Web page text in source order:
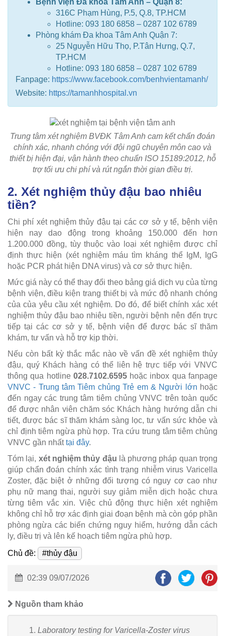
316C Phạm Hùng, P.5, Q.8, TP.HCM
Hotline: 093 180 6858 – 0287 102 6789
Phòng khám Đa khoa Tâm Anh Quận 7:
25 Nguyễn Hữu Thọ, P.Tân Hưng, Q.7,
TP.HCM
Hotline: 093 180 6858 – 0287 102 6789
Fanpage: https://www.facebook.com/benhvientamanh/
Website: https://tamanhhospital.vn
Trung tâm xét nghiệm BVĐK Tâm Anh cam kết chẩn đoán
chính xác, nhanh chóng với đội ngũ chuyên môn cao và
thiết bị hiện đại, vận hành theo chuẩn ISO 15189:2012, hỗ
trợ tối ưu chi phí và rút ngắn thời gian điều trị.
2. Xét nghiệm thủy đậu bao nhiêu
tiền?
Chi phí xét nghiệm thủy đậu tại các cơ sở y tế, bệnh viện
hiện nay dao động trong khoảng 150.000 đến hơn
1.200.000 đồng, tùy thuộc vào loại xét nghiệm được chỉ
định thực hiện (xét nghiệm máu tìm kháng thể IgM, IgG
hoặc PCR phát hiện DNA virus) và cơ sở thực hiện.
Mức giá này có thể thay đổi theo bảng giá dịch vụ của từng
bệnh viện, điều kiện trang thiết bị và mức độ nhanh chóng
của của yêu cầu xét nghiệm. Do đó, để biết chính xác xét
nghiệm thủy đậu bao nhiêu tiền, người bệnh nên đến trực
tiếp tại các cơ sở y tế, bệnh viện để được bác sĩ thăm
khám, tư vấn và hỗ trợ kịp thời.
Nếu còn bất kỳ thắc mắc nào về vấn đề xét nghiệm thủy
đậu, quý Khách hàng có thể liên hệ trực tiếp với VNVC
thông qua hotline 028.7102.6595hoặc inbox qua fanpage
VNVC - Trung tâm Tiêm chủng Trẻ em & Người lớn hoặc
đến ngay các trung tâm tiêm chủng VNVC trên toàn quốc
để được nhân viên chăm sóc Khách hàng hướng dẫn chi
tiết, được bác sĩ thăm khám sàng lọc, tư vấn sức khỏe và
chỉ định tiêm ngừa phù hợp. Tra cứu trung tâm tiêm chủng
VNVC gần nhấttại đây.
Tóm lại, xét nghiệm thủy đậu là phương pháp quan trọng
giúp chẩn đoán chính xác tình trạng nhiễm virus Varicella
Zoster, đặc biệt ở những đối tượng có nguy cơ cao như
phụ nữ mang thai, người suy giảm miễn dịch hoặc chưa
từng tiêm vắc xin. Việc chủ động thực hiện xét nghiệm
không chỉ hỗ trợ xác định giai đoạn bệnh mà còn góp phần
phòng ngừa các biến chứng nguy hiểm, hướng dẫn cách
ly, điều trị và lên kế hoạch tiêm ngừa phù hợp.
Chủ đề:
#thủy đậu
02:39 09/07/2026
Nguồn tham khảo
Laboratory testing for Varicella-Zoster virus